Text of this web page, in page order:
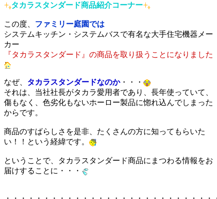
タカラスタンダード商品紹介コーナー
この度、 ファミリー庭園では
システムキッチン・システムバスで有名な大手住宅機器メー
カー
『タカラスタンダード』の商品を取り扱うことになりました
なぜ、 タカラスタンダードなのか・・・
それは、当社社長がタカラ愛用者であり、長年使っていて、
傷もなく、色劣化もないホーロー製品に惚れ込んでしまった
からです。
商品のすばらしさを是非、たくさんの方に知ってもらいた
い！！という経緯です。
ということで、タカラスタンダード商品にまつわる情報をお
届けすることに・・・